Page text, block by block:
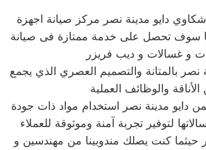
دايو مدينة نصر مركز صيانة اجهزة
سوف تحصل على خدمة ممتازة فى صيانة
و غسالات و ديب فريزر
نصر بالمتانة والتصميم العصري الذي يجمع
حيثما كنت يصلك مندوبينا من مهندسين و